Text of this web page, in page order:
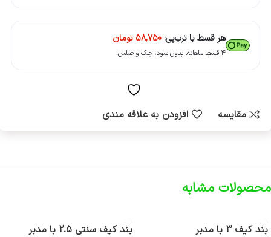
هر قسط با ترب‌پی: 58,750 تومان
۴ قسط ماهانه. بدون سود، چک و ضامن.
مقایسه افزودن به علاقه مندی
محصولات مشابه
بند کیف 3 با مدبر
بند کیف سنتی 2.5 با مدبر